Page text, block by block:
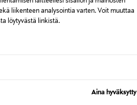
liikenteen analysointia varten. Voit muuttaa
löytyvästä linkistä.
Aina hyväksytty